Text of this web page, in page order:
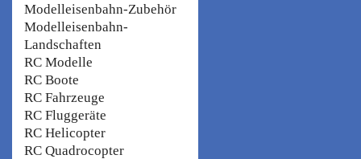
Modelleisenbahn-Zubehör
Modelleisenbahn-
Landschaften
RC Modelle
RC Boote
RC Fahrzeuge
RC Fluggeräte
RC Helicopter
RC Quadrocopter